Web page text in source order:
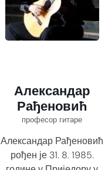
Александар
Рађеновић
професор гитаре
Александар Рађеновић
рођен је 31. 8. 1985.